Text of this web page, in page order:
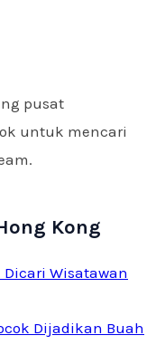
pusat
untuk mencari
Kong
Wisatawan
Dijadikan Buah